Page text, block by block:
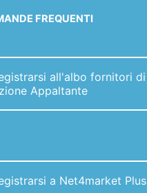
FREQUENTI
all'albo fornitori di
Appaltante
a Net4market Plus